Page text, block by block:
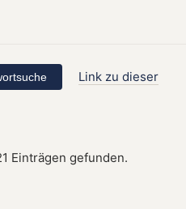
Link zu dieser
Einträgen gefunden.